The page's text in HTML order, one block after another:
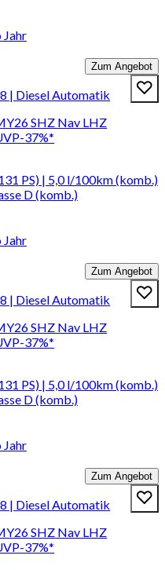
Jahr
Zum Angebot
| Diesel Automatik
SHZ Nav LHZ
37%*
PS) | 5,0 l/100km (komb.)
D (komb.)
Jahr
Zum Angebot
| Diesel Automatik
SHZ Nav LHZ
37%*
PS) | 5,0 l/100km (komb.)
D (komb.)
Jahr
Zum Angebot
| Diesel Automatik
SHZ Nav LHZ
37%*